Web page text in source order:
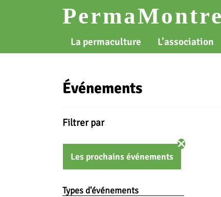
La permaculture L’association
Événements
Filtrer par
Les prochains événements
Types d'événements